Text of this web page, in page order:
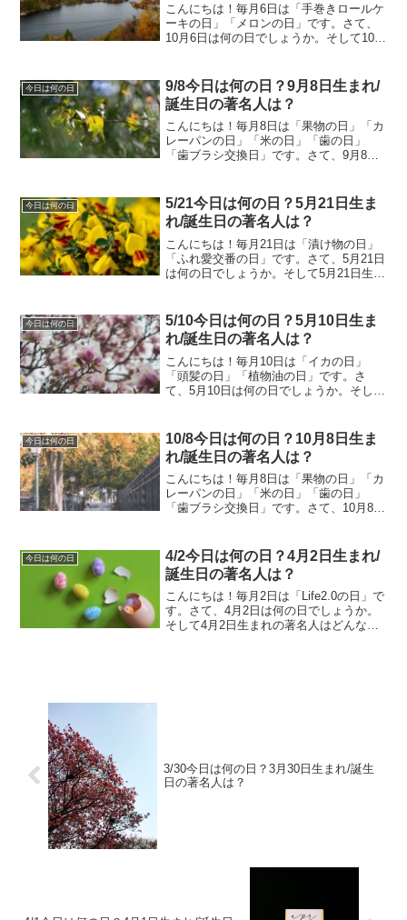
こんにちは！毎月6日は「手巻きロールケ
ーキの日」「メロンの日」です。さて、
10月6日は何の日でしょうか。そして10月
まれ/誕生日の著名人は？10月6日は何の
日...
今日は何の日
9/8今日は何の日？9月8日生まれ/
誕生日の著名人は？
こんにちは！毎月8日は「果物の日」「カ
レーパンの日」「米の日」「歯の日」
「歯ブラシ交換日」です。さて、9月8日
か。9/8今日は何の日？9月8日生まれ/誕
生日の著名人は...
今日は何の日
5/21今日は何の日？5月21日生ま
れ/誕生日の著名人は？
こんにちは！毎月21日は「漬け物の日」
「ふれ愛交番の日」です。さて、5月21日
は何の日でしょうか。そして5月21日生ま
誕生日の著名人は？5月21日は何の日？小
学...
今日は何の日
5/10今日は何の日？5月10日生ま
れ/誕生日の著名人は？
こんにちは！毎月10日は「イカの日」
「頭髪の日」「植物油の日」です。さ
て、5月10日は何の日でしょうか。そして
日生まれ/誕生日の著名人は？5月10日は
何の日...
今日は何の日
10/8今日は何の日？10月8日生ま
れ/誕生日の著名人は？
こんにちは！毎月8日は「果物の日」「カ
レーパンの日」「米の日」「歯の日」
「歯ブラシ交換日」です。さて、10月8日
か。10/8今日は何の日？10月8日生まれ/
誕生日の...
今日は何の日
4/2今日は何の日？4月2日生まれ/
誕生日の著名人は？
こんにちは！毎月2日は「Life2.0の日」で
す。さて、4月2日は何の日でしょうか。
そして4月2日生まれの著名人はどんな人
3/30今日は何の日？3月30日生まれ/誕生
日の著名人は？